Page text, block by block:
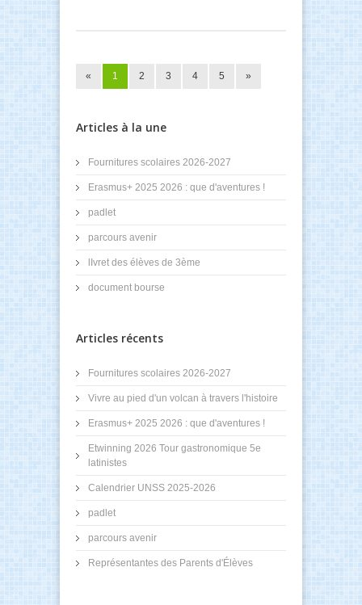
« 1 2 3 4 5 »
Articles à la une
Fournitures scolaires 2026-2027
Erasmus+ 2025 2026 : que d'aventures !
padlet
parcours avenir
lIvret des élèves de 3ème
document bourse
Articles récents
Fournitures scolaires 2026-2027
Vivre au pied d'un volcan à travers l'histoire
Erasmus+ 2025 2026 : que d'aventures !
Etwinning 2026 Tour gastronomique 5e
latinistes
Calendrier UNSS 2025-2026
padlet
parcours avenir
Représentantes des Parents d'Élèves